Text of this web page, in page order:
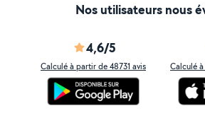
Nos utilisateurs nous
4,6/5
Calculé à partir de 48731 avis Calculé